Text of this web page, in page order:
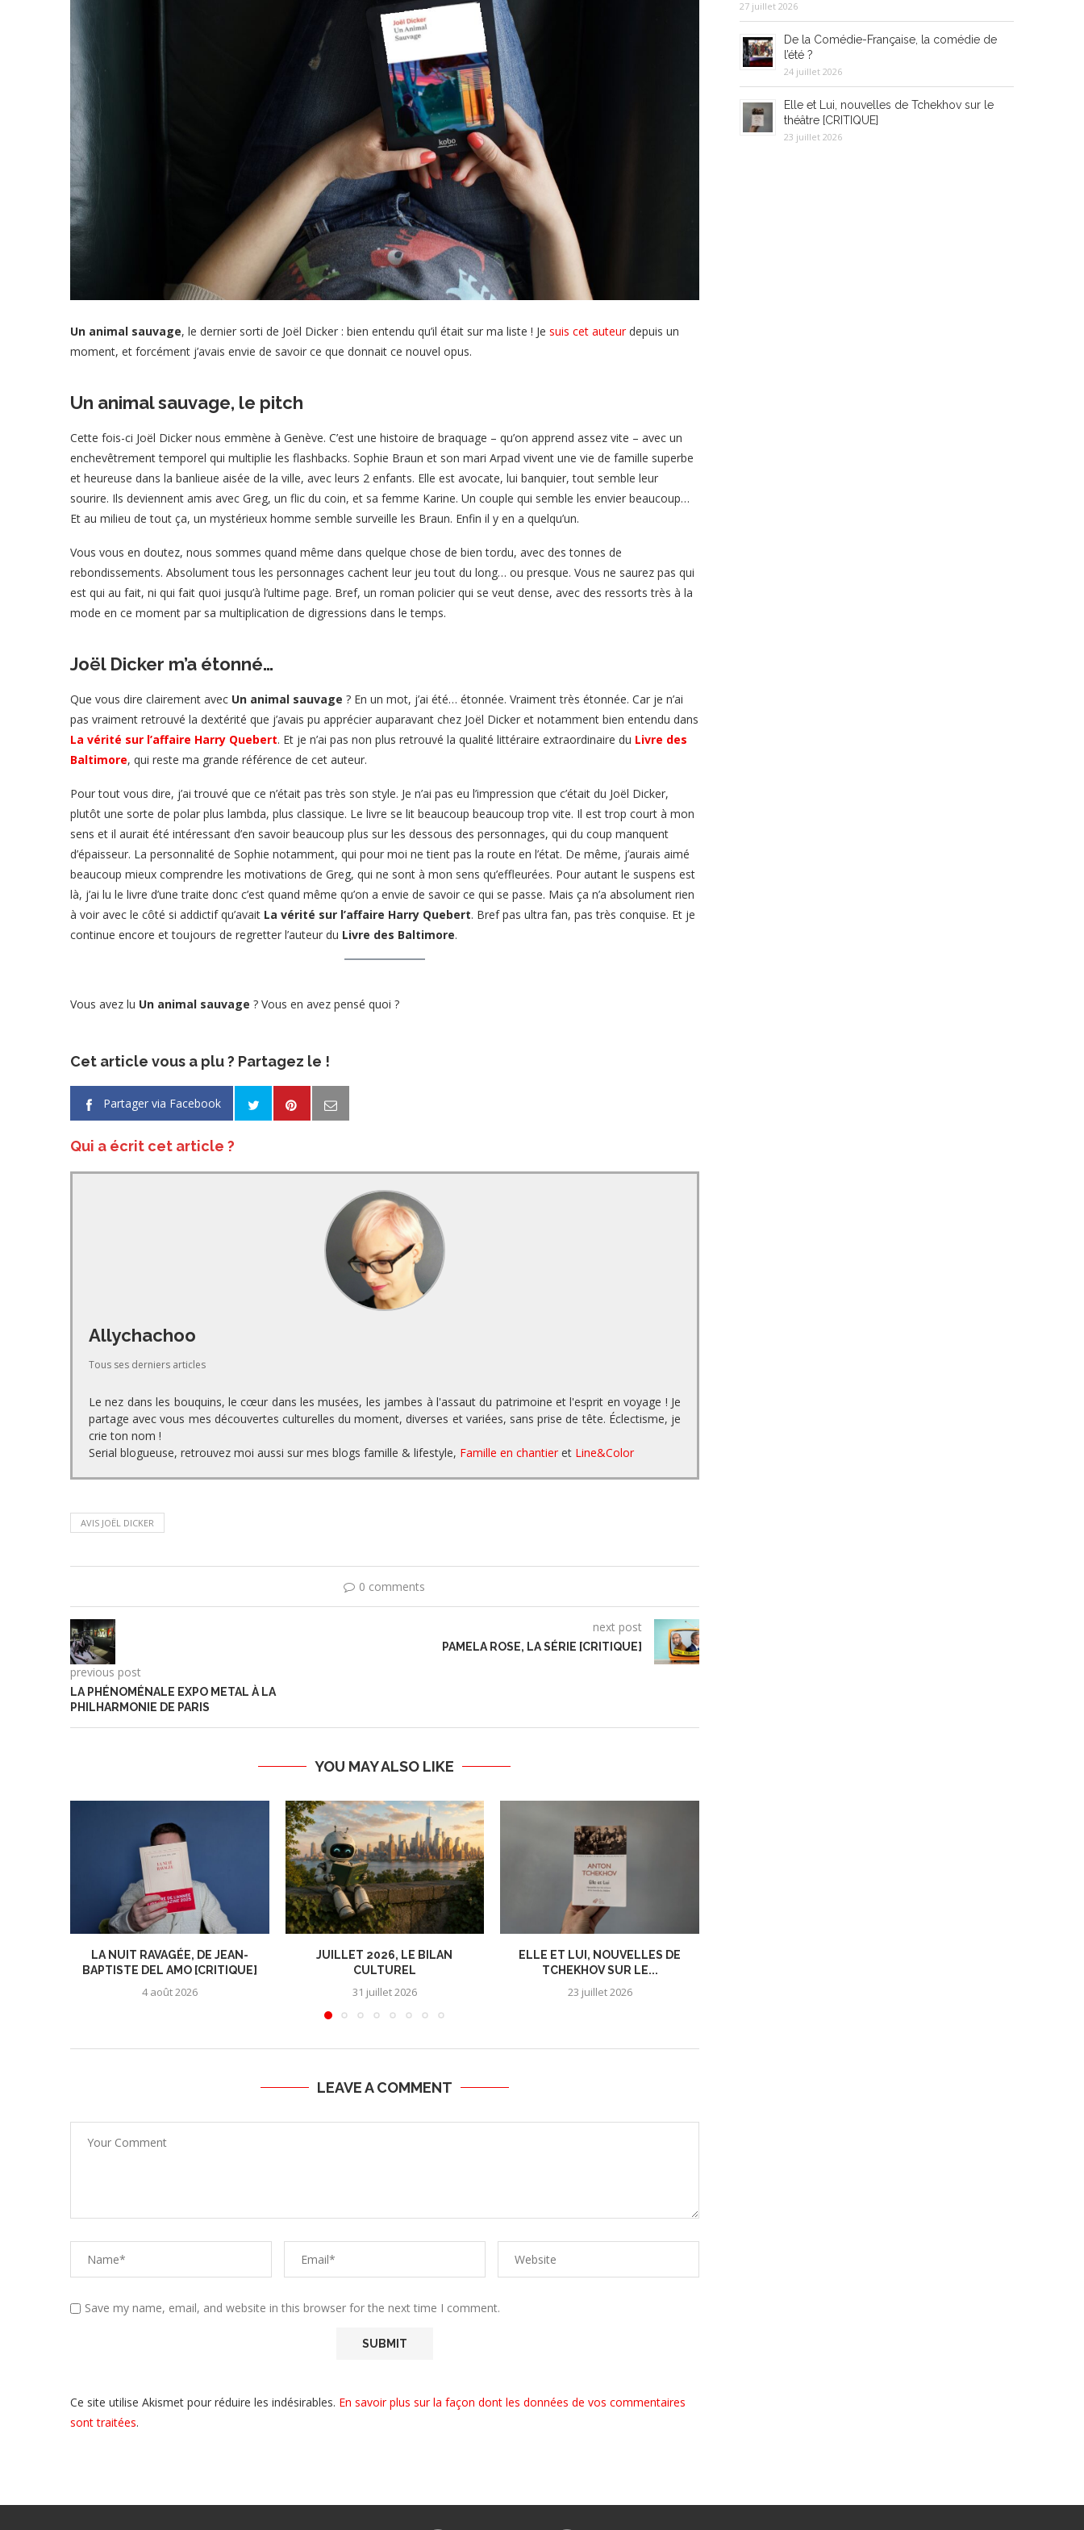
Un animal sauvage, le dernier sorti de Joël Dicker : bien entendu qu’il était sur ma liste ! Je suis cet auteurdepuis un
moment, et forcément j’avais envie de savoir ce que donnait ce nouvel opus.
Un animal sauvage, le pitch
Cette fois-ci Joël Dicker nous emmène à Genève. C’est une histoire de braquage – qu’on apprend assez vite – avec un
enchevêtrement temporel qui multiplie les flashbacks. Sophie Braun et son mari Arpad vivent une vie de famille superbe
et heureuse dans la banlieue aisée de la ville, avec leurs 2 enfants. Elle est avocate, lui banquier, tout semble leur
sourire. Ils deviennent amis avec Greg, un flic du coin, et sa femme Karine. Un couple qui semble les envier beaucoup…
Et au milieu de tout ça, un mystérieux homme semble surveille les Braun. Enfin il y en a quelqu’un.
Vous vous en doutez, nous sommes quand même dans quelque chose de bien tordu, avec des tonnes de
rebondissements. Absolument tous les personnages cachent leur jeu tout du long… ou presque. Vous ne saurez pas qui
est qui au fait, ni qui fait quoi jusqu’à l’ultime page. Bref, un roman policier qui se veut dense, avec des ressorts très à la
mode en ce moment par sa multiplication de digressions dans le temps.
Joël Dicker m’a étonné…
Que vous dire clairement avec Un animal sauvage ? En un mot, j’ai été… étonnée. Vraiment très étonnée. Car je n’ai
pas vraiment retrouvé la dextérité que j’avais pu apprécier auparavant chez Joël Dicker et notamment bien entendu dans
La vérité sur l’affaire Harry Quebert. Et je n’ai pas non plus retrouvé la qualité littéraire extraordinaire du Livre des
Baltimore, qui reste ma grande référence de cet auteur.
Pour tout vous dire, j’ai trouvé que ce n’était pas très son style. Je n’ai pas eu l’impression que c’était du Joël Dicker,
plutôt une sorte de polar plus lambda, plus classique. Le livre se lit beaucoup beaucoup trop vite. Il est trop court à mon
sens et il aurait été intéressant d’en savoir beaucoup plus sur les dessous des personnages, qui du coup manquent
d’épaisseur. La personnalité de Sophie notamment, qui pour moi ne tient pas la route en l’état. De même, j’aurais aimé
beaucoup mieux comprendre les motivations de Greg, qui ne sont à mon sens qu’effleurées. Pour autant le suspens est
là, j’ai lu le livre d’une traite donc c’est quand même qu’on a envie de savoir ce qui se passe. Mais ça n’a absolument rien
à voir avec le côté si addictif qu’avait La vérité sur l’affaire Harry Quebert. Bref pas ultra fan, pas très conquise. Et je
continue encore et toujours de regretter l’auteur du Livre des Baltimore.
Vous avez lu Un animal sauvage ? Vous en avez pensé quoi ?
Cet article vous a plu ? Partagez le !
Partager via Facebook
Qui a écrit cet article ?
Allychachoo
Tous ses derniers articles
Le nez dans les bouquins, le cœur dans les musées, les jambes à l'assaut du patrimoine et l'esprit en voyage ! Je
partage avec vous mes découvertes culturelles du moment, diverses et variées, sans prise de tête. Éclectisme, je
crie ton nom !
Serial blogueuse, retrouvez moi aussi sur mes blogs famille & lifestyle, Famille en chantier et Line&Color
AVIS JOËL DICKER
0 comments
previous post
LA PHÉNOMÉNALE EXPO METAL À LA
PHILHARMONIE DE PARIS
next post
PAMELA ROSE, LA SÉRIE [CRITIQUE]
YOU MAY ALSO LIKE
LA NUIT RAVAGÉE, DE JEAN-
BAPTISTE DEL AMO [CRITIQUE]
4 août 2026
JUILLET 2026, LE BILAN
CULTUREL
31 juillet 2026
ELLE ET LUI, NOUVELLES DE
TCHEKHOV SUR LE...
23 juillet 2026
LEAVE A COMMENT
Save my name, email, and website in this browser for the next time I comment.
Ce site utilise Akismet pour réduire les indésirables. En savoir plus sur la façon dont les données de vos commentaires
sont traitées.
27 juillet 2026
De la Comédie-Française, la comédie de
l’été ?
24 juillet 2026
Elle et Lui, nouvelles de Tchekhov sur le
théâtre [CRITIQUE]
23 juillet 2026